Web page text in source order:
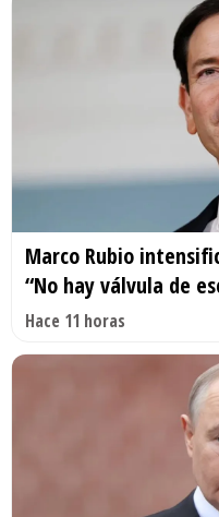
Marco Rubio
“No hay válvula de
Hace 11 horas